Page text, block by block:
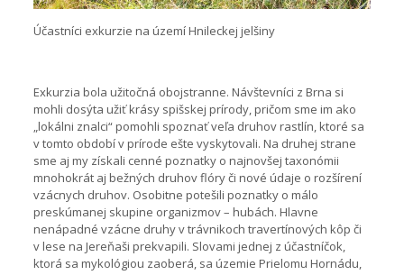
Účastníci exkurzie na území Hnileckej jelšiny
Exkurzia bola užitočná obojstranne. Návštevníci z Brna si
mohli dosýta užiť krásy spišskej prírody, pričom sme im ako
„lokálni znalci“ pomohli spoznať veľa druhov rastlín, ktoré sa
v tomto období v prírode ešte vyskytovali. Na druhej strane
sme aj my získali cenné poznatky o najnovšej taxonómii
mnohokrát aj bežných druhov flóry či nové údaje o rozšírení
vzácnych druhov. Osobitne potešili poznatky o málo
preskúmanej skupine organizmov – hubách. Hlavne
nenápadné vzácne druhy v trávnikoch travertínových kôp či
v lese na Jereňaši prekvapili. Slovami jednej z účastníčok,
ktorá sa mykológiou zaoberá, sa územie Prielomu Hornádu,